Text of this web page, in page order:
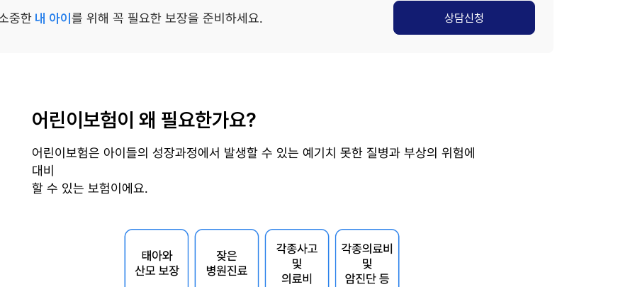
중한 내 아이를 위해 꼭 필요한 보장을 준비하세요. 상담신청
어린이보험이 왜 필요한가요?
어린이보험은 아이들의 성장과정에서 발생할 수 있는 예기치 못한 질병과 부상의 위험에
대비
할 수 있는 보험이에요.